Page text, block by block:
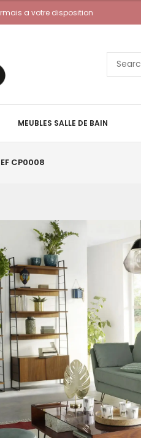
a votre disposition
MEUBLES SALLE DE BAIN
CP0008